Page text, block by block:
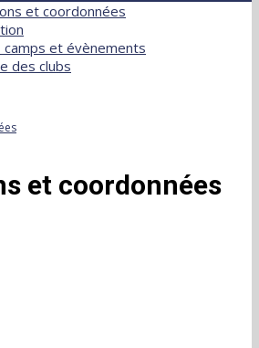
et coordonnées
camps et évènements
des clubs
et coordonnées